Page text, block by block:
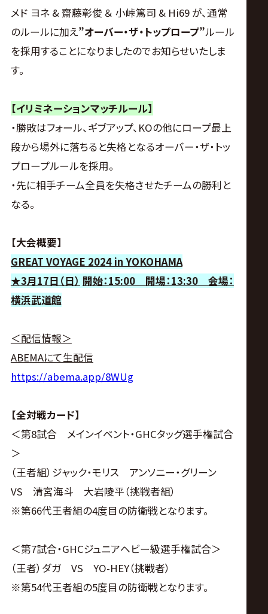
公
式
サ
イ
ト
メド ヨネ & 齋藤彰俊 ＆ 小峠篤司 & Hi69 が、通常
のルールに加え”オーバー・ザ・トップロープ”ルール
を採用することになりましたのでお知らせいたしま
す。
【イリミネーションマッチルール】
・勝敗はフォール、ギブアップ、KOの他にロープ最上
段から場外に落ちると失格となるオーバー・ザ・トッ
プロープルールを採用。
・先に相手チーム全員を失格させたチームの勝利と
なる。
【大会概要】
GREAT VOYAGE 2024 in YOKOHAMA
★3月17日（日） 開始：15:00開場：13:30会場：
横浜武道館
＜配信情報＞
ABEMAにて生配信
https://abema.app/8WUg
【全対戦カード】
＜第8試合 メインイベント・GHCタッグ選手権試合
＞
（王者組）ジャック・モリス アンソニー・グリーン
VS 清宮海斗 大岩陵平（挑戦者組）
※第66代王者組の4度目の防衛戦となります。
＜第7試合・GHCジュニアヘビー級選手権試合＞
（王者）ダガ VS YO-HEY（挑戦者）
※第54代王者組の5度目の防衛戦となります。